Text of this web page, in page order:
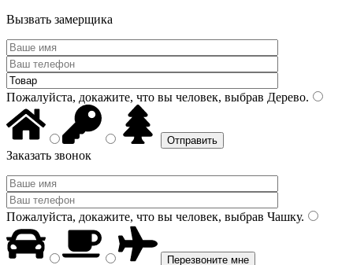
Вызвать замерщика
Пожалуйста, докажите, что вы человек, выбрав Дерево.
Заказать звонок
Пожалуйста, докажите, что вы человек, выбрав Чашку.